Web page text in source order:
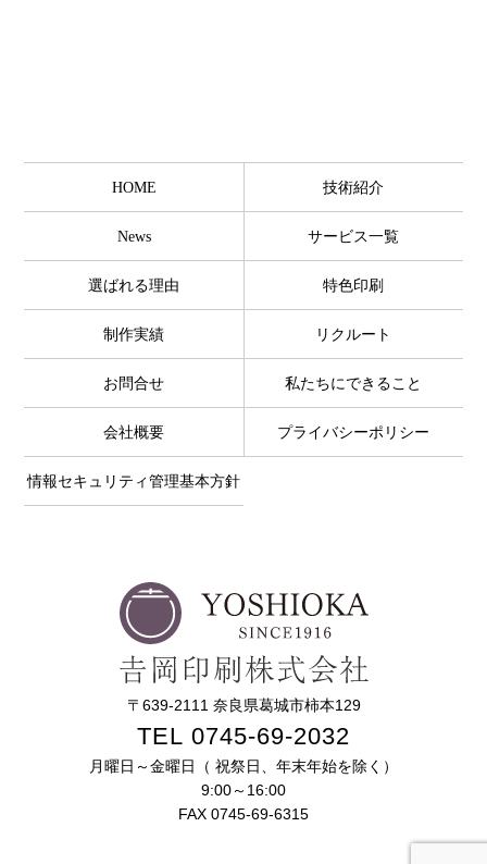
HOME 技術紹介
News サービス一覧
選ばれる理由 特色印刷
制作実績 リクルート
お問合せ 私たちにできること
会社概要 プライバシーポリシー
情報セキュリティ管理基本方針
〒639-2111 奈良県葛城市柿本129
TEL 0745-69-2032
月曜日～金曜日（ 祝祭日、年末年始を除く）
9:00～16:00
FAX 0745-69-6315